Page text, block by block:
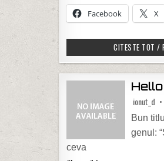
Facebook X
CITESTE TOT /
ionut_d
Bun
genul:
ceva